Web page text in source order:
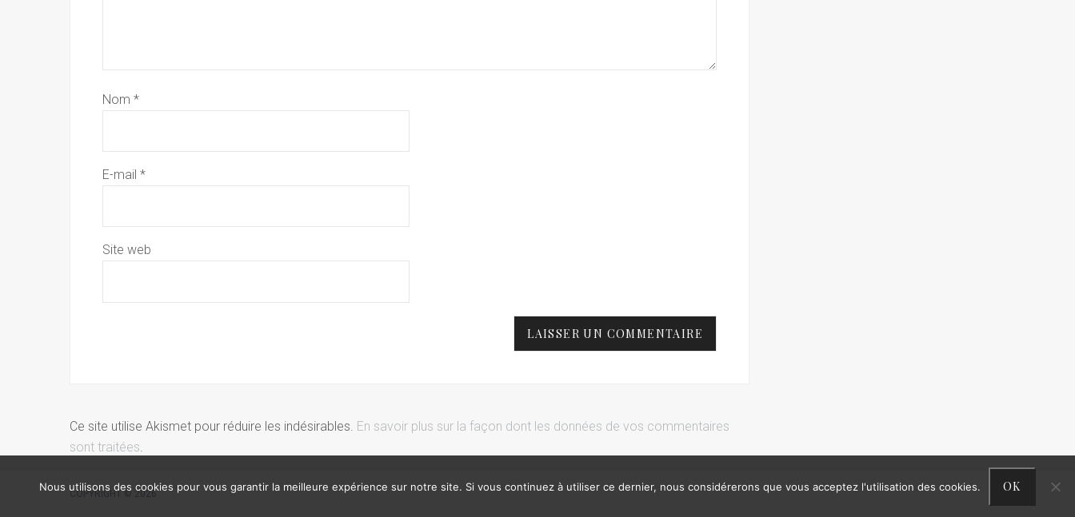
Nom *
E-mail *
Site web
Ce site utilise Akismet pour réduire les indésirables. En savoir plus sur la façon dont les données de vos commentaires
sont traitées.
COPYRIGHT © 2026
Nous utilisons des cookies pour vous garantir la meilleure expérience sur notre site. Si vous continuez à utiliser ce dernier, nous considérerons que vous acceptez l'utilisation des cookies. OK